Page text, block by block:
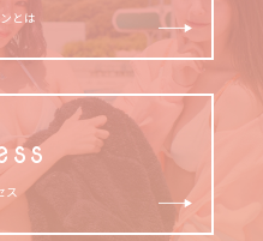
とは
ス